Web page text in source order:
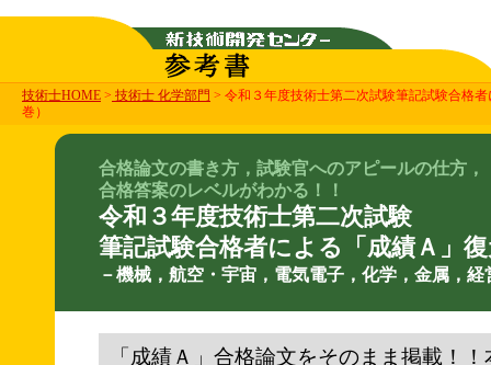
技術士HOME > 技術士 化学部門 > 令和３年度技術士第二次試験筆記試験合格
巻）
合格論文の書き方，試験官へのアピールの仕方，
合格答案のレベルがわかる！！
令和３年度技術士第二次試験
筆記試験合格者による「成績Ａ」
－機械，航空・宇宙，電気電子，化学，金属，
「成績Ａ」合格論文をそのまま掲載！